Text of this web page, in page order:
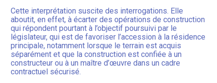
Cette interprétation suscite des interrogations. Elle
aboutit, en effet, à écarter des opérations de construction
qui répondent pourtant à l’objectif poursuivi par le
législateur, qui est de favoriser l’accession à la résidence
principale, notamment lorsque le terrain est acquis
séparément et que la construction est confiée à un
constructeur ou à un maître d’œuvre dans un cadre
contractuel sécurisé.